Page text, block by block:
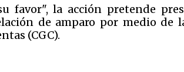
favor", la acción pretende
de amparo por medio
(CGC).